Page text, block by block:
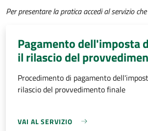
Per presentare la pratica accedi al servizio
Pagamento dell'imposta
il rilascio del
Procedimento di pagamento
rilascio del provvedimento finale
VAI AL SERVIZIO